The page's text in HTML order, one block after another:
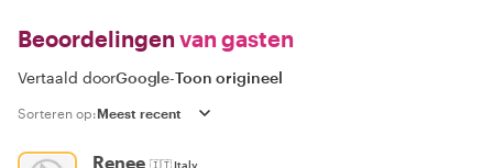
Beoordelingen van gasten
Vertaald doorGoogle-Toon origineel
Sorteren op:
Renee 🇮🇹Italy